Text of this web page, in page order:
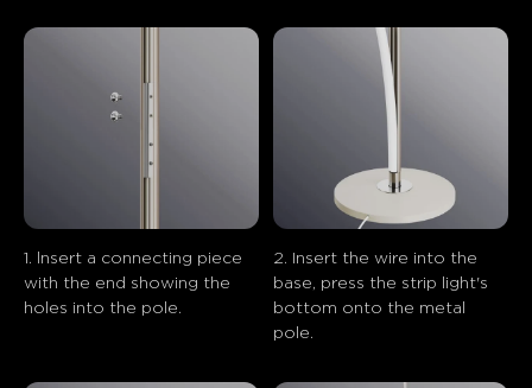
1. lnsert a connecting piece
with the end showing the
holes into the pole.
2. Insert the wire into the
base, press the strip light's
bottom onto the metal
pole.